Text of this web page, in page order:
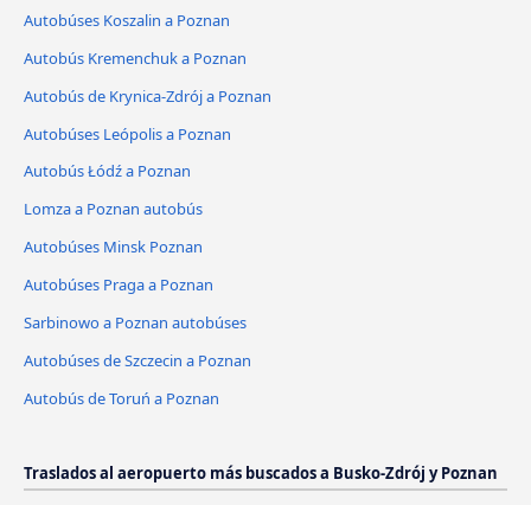
Autobúses Koszalin a Poznan
Autobús Kremenchuk a Poznan
Autobús de Krynica-Zdrój a Poznan
Autobúses Leópolis a Poznan
Autobús Łódź a Poznan
Lomza a Poznan autobús
Autobúses Minsk Poznan
Autobúses Praga a Poznan
Sarbinowo a Poznan autobúses
Autobúses de Szczecin a Poznan
Autobús de Toruń a Poznan
Traslados al aeropuerto más buscados a Busko-Zdrój y Poznan